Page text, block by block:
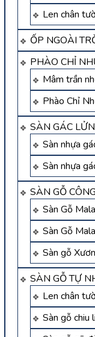
Len chân
ỐP NGOÀI
PHÀO CHỈ
Mâm trần
Phào Chỉ
SÀN GÁC
Sàn nhựa
Sàn nhựa
SÀN GỖ
Sàn Gỗ
Sàn Gỗ
Sàn gỗ
SÀN GỖ TỰ
Len chân
Sàn gỗ chiu